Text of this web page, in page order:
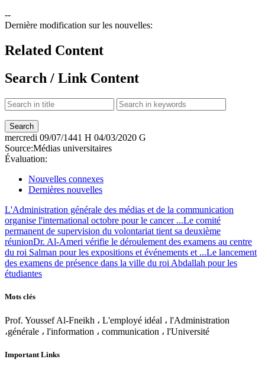
--
Dernière modification sur les nouvelles:
Related Content
Search / Link Content
mercredi 09/07/1441 H 04/03/2020 G
Source:Médias universitaires
Évaluation:
Nouvelles connexes
Dernières nouvelles
L'Administration générale des médias et de la communication
organise l'international octobre pour le cancer ...Le comité
permanent de supervision du volontariat tient sa deuxième
réunionDr. Al-Ameri vérifie le déroulement des examens au centre
du roi Salman pour les expositions et événements et ...Le lancement
des examens de présence dans la ville du roi Abdallah pour les
étudiantes
Mots clés
Prof. Youssef Al-Fneikh ، L'employé idéal ، l'Administration
،générale ، l'information ، communication ، l'Université
Important Links